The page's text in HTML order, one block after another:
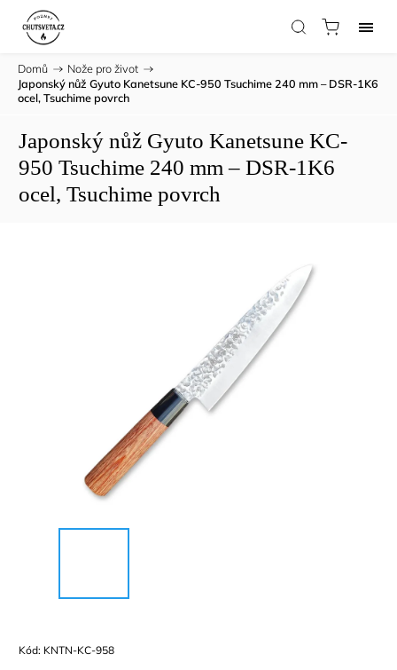
Domů / Nože pro život /
Japonský nůž Gyuto Kanetsune KC-950 Tsuchime 240 mm – DSR-1K6
ocel, Tsuchime povrch
Japonský nůž Gyuto Kanetsune KC-
950 Tsuchime 240 mm – DSR-1K6
ocel, Tsuchime povrch
Kód: KNTN-KC-958